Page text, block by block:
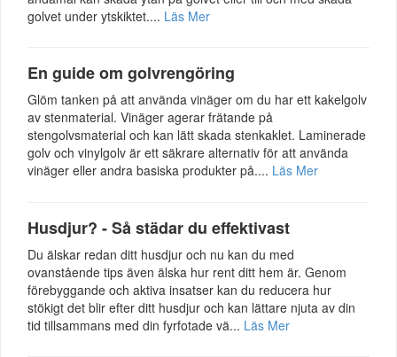
golvet under ytskiktet.... Läs Mer
En guide om golvrengöring
Glöm tanken på att använda vinäger om du har ett kakelgolv
av stenmaterial. Vinäger agerar frätande på
stengolvsmaterial och kan lätt skada stenkaklet. Laminerade
golv och vinylgolv är ett säkrare alternativ för att använda
vinäger eller andra basiska produkter på.... Läs Mer
Husdjur? - Så städar du effektivast
Du älskar redan ditt husdjur och nu kan du med
ovanstående tips även älska hur rent ditt hem är. Genom
förebyggande och aktiva insatser kan du reducera hur
stökigt det blir efter ditt husdjur och kan lättare njuta av din
tid tillsammans med din fyrfotade vä... Läs Mer